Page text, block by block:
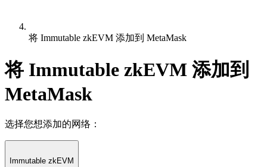
将 Immutable zkEVM 添加到 MetaMask
将 Immutable zkEVM 添加到
MetaMask
选择您想添加的网络：
Immutable zkEVM